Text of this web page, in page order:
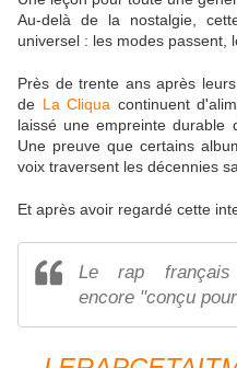
Au-delà de la nostalgie,
universel : les modes passent,
Près de trente ans après
de La Cliqua continuent
laissé une empreinte durable
Une preuve que certains
voix traversent les décennies
Et après avoir regardé cette
Le rap français
encore "conçu